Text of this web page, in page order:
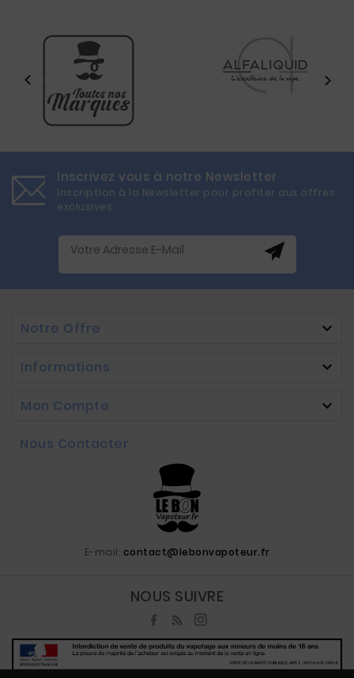
Inscrivez vous à notre Newsletter
Inscription à la Newsletter pour profiter aux offres
exclusives
Notre Offre 
Informations 
Mon Compte 
Nous Contacter
E-mail: contact@lebonvapoteur.fr
NOUS SUIVRE